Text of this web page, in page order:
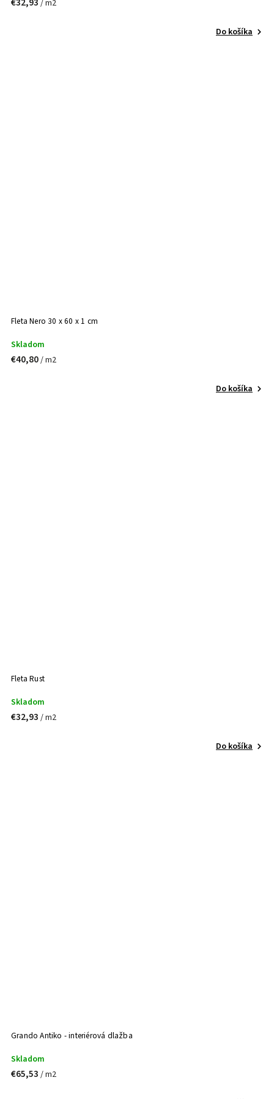
/ m2
Do košíka
Fleta Nero 30 x 60 x 1 cm
Skladom
€40,80/ m2
Do košíka
Fleta Rust
Skladom
€32,93 / m2
Do košíka
Grando Antiko - interiérová dlažba
Skladom
€65,53 / m2